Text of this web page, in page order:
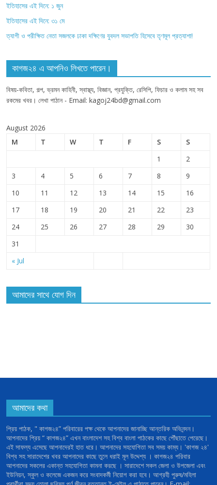
ইতিহাসের এই দিনে: ১ জুন
ইতিহাসের এই দিনে: ৩১ মে
ত্যাগী ও পরীক্ষিত নেতা সজলকে ঢাকা দক্ষিণের যুবদল সভাপতি হিসেবে তৃণমূল প্রত্যাশা!
কাগজ২৪ এ আপনিও লিখতে পারেন।
বিষয়-কবিতা, গল্প, ভ্রমন কাহিনী, স্বাস্থ্য, বিজ্ঞান, প্রযুক্তি, রেসিপি, ফিচার ও কলাম সহ সব
রকমের খবর। লেখা পাঠান - Email: kagoj24bd@gmail.com
August 2026
M
T W T F S S
« Jul
1
2
3
4 5 6 7 8
9
10
11 12 13 14 15
16
17
18 19 20 21 22
23
24
25 26 27 28 29
30
31
আমাদের সাথে যোগ দিন
আমাদের কথা
প্রিয় পাঠক, " কাগজ২৪” পরিবারের পক্ষ থেকে আপনাদের জানাচ্ছি আন্তরিক অভিনন্দন।
আপনাদের প্রিয় “ কাগজ২৪” এখন বাংলাদেশ সহ বিশ্ব বাংলা পাঠকের কাছে পৌঁছাতে পেরেছে।
এই সাফল্য এসেছে আপনাদেরই হাত ধরে। আপনাদের সহযোগিতা সব সময় কাম্য। 'কাগজ ২৪'
বিশ্ব সহ সারাদেশের খবর আপনাদের কাছে তুলে ধরাই মূল উদ্দেশ্য । কাগজ২৪ পরিবার
আপনাদের সকলের একান্ত সহযোগিতা কামনা করছে । সারাদেশে সকল জেলা ও উপজেলা এবং
ইউনিয়ন, স্কুল ও কলেজে একজন করে সংবাদকর্মী নিয়োগ করা হবে। আগ্রহী পুরুষ/মহিলা